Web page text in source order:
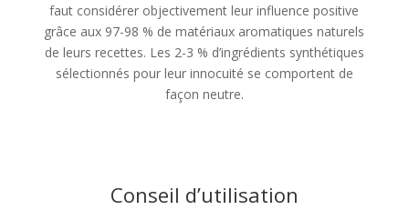
faut considérer objectivement leur influence positive
grâce aux 97-98 % de matériaux aromatiques naturels
de leurs recettes. Les 2-3 % d’ingrédients synthétiques
sélectionnés pour leur innocuité se comportent de
façon neutre.
Conseil d’utilisation